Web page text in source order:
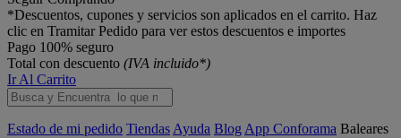
*Descuentos, cupones y servicios son aplicados en el carrito. Haz
clic en Tramitar Pedido para ver estos descuentos e importes
Pago 100% seguro
Total con descuento (IVA incluido*)
Ir Al Carrito
Estado de mi pedido Tiendas Ayuda Blog App Conforama Baleares